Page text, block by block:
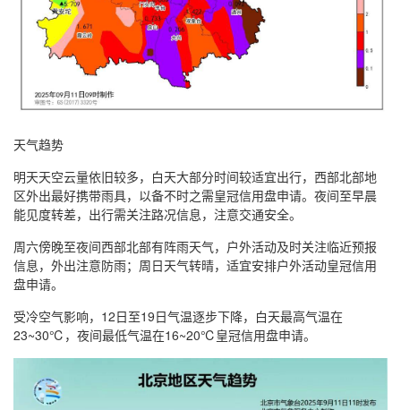
天气趋势
明天天空云量依旧较多，白天大部分时间较适宜出行，西部北部地
区外出最好携带雨具，以备不时之需皇冠信用盘申请。夜间至早晨
能见度转差，出行需关注路况信息，注意交通安全。
周六傍晚至夜间西部北部有阵雨天气，户外活动及时关注临近预报
信息，外出注意防雨；周日天气转晴，适宜安排户外活动皇冠信用
盘申请。
受冷空气影响，12日至19日气温逐步下降，白天最高气温在
23~30℃，夜间最低气温在16~20℃皇冠信用盘申请。